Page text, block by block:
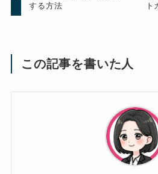
する方法
ト
この記事を書いた人